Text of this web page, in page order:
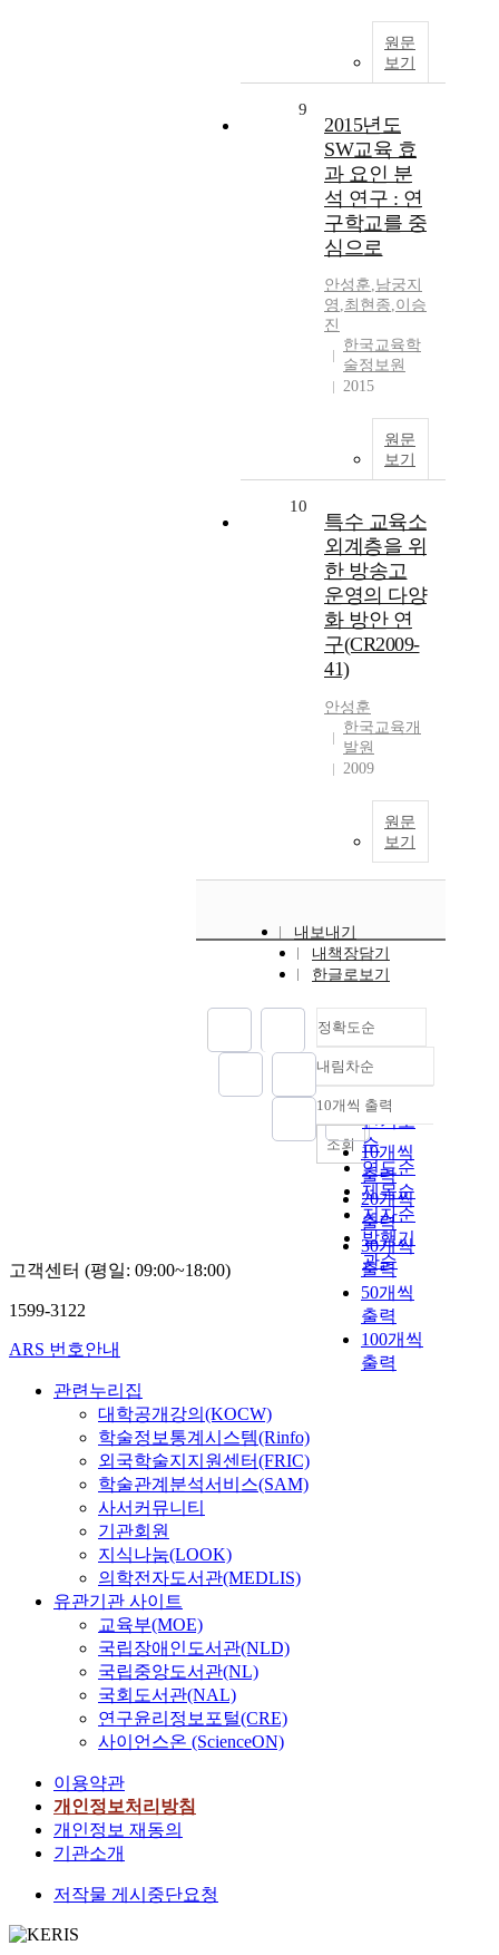
원문
보기
9
2015년도
SW교육 효
과 요인 분
석 연구 : 연
구학교를 중
심으로
안성훈,남궁지
영 ,최현종,이승
진
한국교육학
술정보원
2015
원문
보기
10
특수 교육소
외계층을 위
한 방송고
운영의 다양
화 방안 연
구(CR2009-
41)
안성훈
한국교육개
발원
2009
원문
보기
내보내기
내책장담기
한글로보기
정확도순
정확도
순
인기도
순
연도순
제목순
저자순
발행기
관순
내림차순
내림차순
10개씩 출력
10개씩
출력
20개씩
출력
30개씩
출력
50개씩
출력
100개씩
출력
조회
고객센터 (평일: 09:00~18:00)
1599-3122
ARS 번호안내
관련누리집
대학공개강의(KOCW)
학술정보통계시스템(Rinfo)
외국학술지지원센터(FRIC)
학술관계분석서비스(SAM)
사서커뮤니티
기관회원
지식나눔(LOOK)
의학전자도서관(MEDLIS)
유관기관 사이트
교육부(MOE)
국립장애인도서관(NLD)
국립중앙도서관(NL)
국회도서관(NAL)
연구윤리정보포털(CRE)
사이언스온 (ScienceON)
이용약관
개인정보처리방침
개인정보 재동의
기관소개
저작물 게시중단요청